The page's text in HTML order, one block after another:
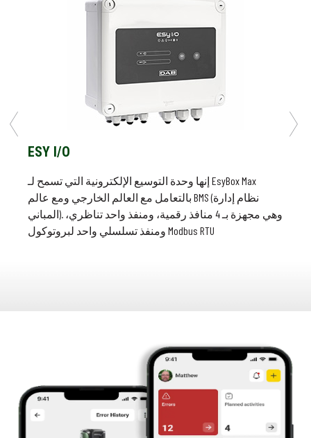
ESY I/O
إنها وحدة التوسيع الإلكترونية التي تسمح لـ EsyBox Max
بالتعامل مع العالم الخارجي ومع عالم BMS (نظام إدارة
المباني). وهي مجهزة بـ 4 منافذ رقمية، ومنفذ واحد تناظري،
ومنفذ تسلسلي واحد لبروتوكول Modbus RTU
لوحة التحكم
لوحة تحكم لمضختين أو ثلاث مضخات، مزودة بمفاتيح
دعامة لتركيب اللوحة الكهربائية للمجموعات 2 أو 3 من
EsyBox Max